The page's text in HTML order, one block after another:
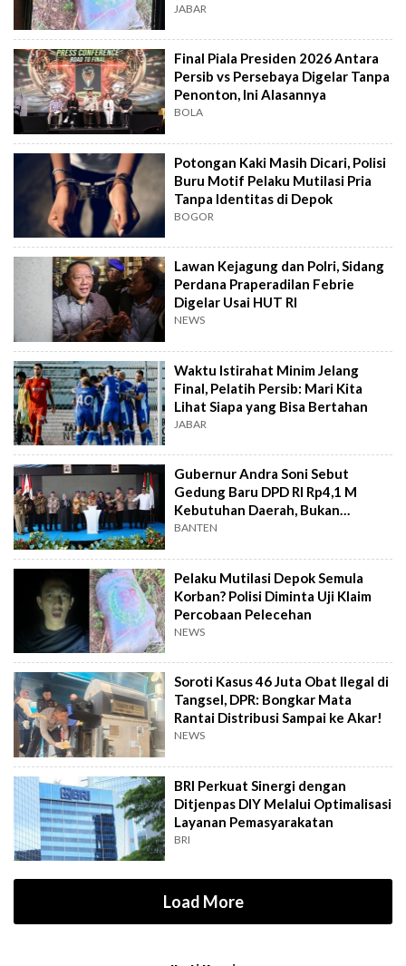
JABAR
Final Piala Presiden 2026 Antara
Persib vs Persebaya Digelar Tanpa
Penonton, Ini Alasannya
BOLA
Potongan Kaki Masih Dicari, Polisi
Buru Motif Pelaku Mutilasi Pria
Tanpa Identitas di Depok
BOGOR
Lawan Kejagung dan Polri, Sidang
Perdana Praperadilan Febrie
Digelar Usai HUT RI
NEWS
Waktu Istirahat Minim Jelang
Final, Pelatih Persib: Mari Kita
Lihat Siapa yang Bisa Bertahan
JABAR
Gubernur Andra Soni Sebut
Gedung Baru DPD RI Rp4,1 M
Kebutuhan Daerah, Bukan
Senator
BANTEN
Pelaku Mutilasi Depok Semula
Korban? Polisi Diminta Uji Klaim
Percobaan Pelecehan
NEWS
Soroti Kasus 46 Juta Obat Ilegal di
Tangsel, DPR: Bongkar Mata
Rantai Distribusi Sampai ke Akar!
NEWS
BRI Perkuat Sinergi dengan
Ditjenpas DIY Melalui Optimalisasi
Layanan Pemasyarakatan
BRI
Load More